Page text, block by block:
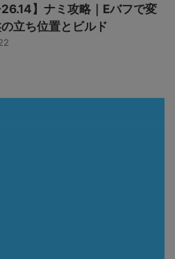
26.14】ナミ攻略｜Eバフで変
立ち位置とビルド